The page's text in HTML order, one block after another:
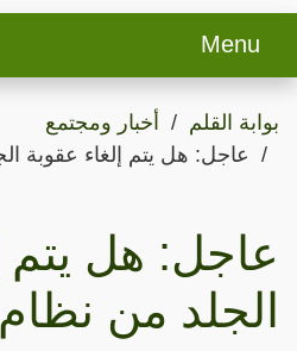
Menu
بوابة القلم
أخبار ومجتمع
عاجل: هل يتم إلغاء عقوبة
عاجل: هل يتم
الجلد من